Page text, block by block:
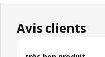
Avis clients